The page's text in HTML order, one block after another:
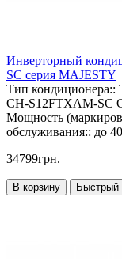
Инверторный
SC серия MAJESTY
Тип кондиционера::
CH-S12FTXAM-SC
Мощность
обслуживания:: до
34799грн.
В корзину Быстрый